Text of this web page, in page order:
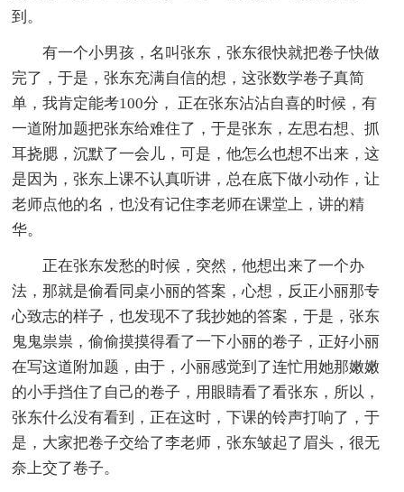
到。
有一个小男孩，名叫张东，张东很快就把卷子快做
完了，于是，张东充满自信的想，这张数学卷子真简
单，我肯定能考100分， 正在张东沾沾自喜的时候，有
一道附加题把张东给难住了，于是张东，左思右想、抓
耳挠腮，沉默了一会儿，可是，他怎么也想不出来，这
是因为，张东上课不认真听讲，总在底下做小动作，让
老师点他的名，也没有记住李老师在课堂上，讲的精
华。
正在张东发愁的时候，突然，他想出来了一个办
法，那就是偷看同桌小丽的答案，心想，反正小丽那专
心致志的样子，也发现不了我抄她的答案，于是，张东
鬼鬼祟祟，偷偷摸摸得看了一下小丽的卷子，正好小丽
在写这道附加题，由于，小丽感觉到了连忙用她那嫩嫩
的小手挡住了自己的卷子，用眼睛看了看张东，所以，
张东什么没有看到，正在这时，下课的铃声打响了，于
是，大家把卷子交给了李老师，张东皱起了眉头，很无
奈上交了卷子。